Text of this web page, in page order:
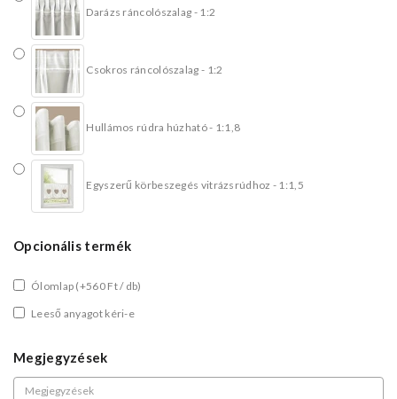
Darázs ráncolószalag - 1:2
Csokros ráncolószalag - 1:2
Hullámos rúdra húzható - 1:1,8
Egyszerű körbeszegés vitrázsrúdhoz - 1:1,5
Opcionális termék
Ólomlap (+560 Ft / db)
Leeső anyagot kéri-e
Megjegyzések